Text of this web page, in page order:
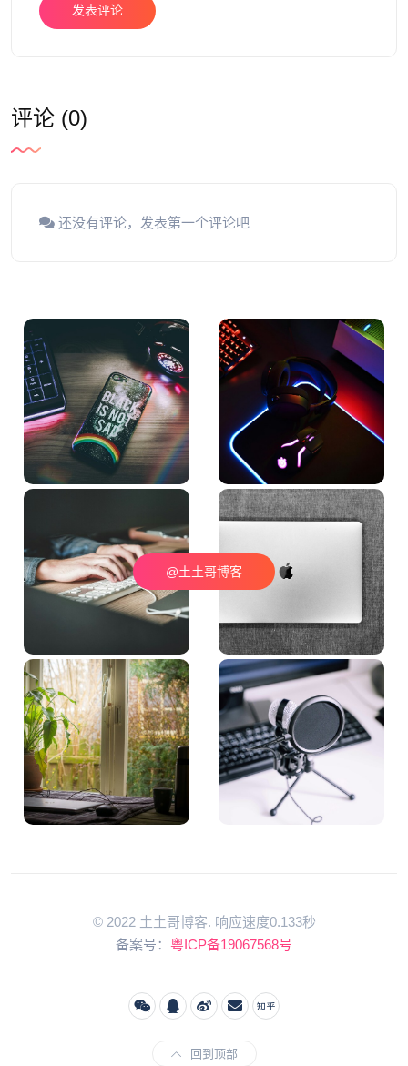
发表评论
评论 (0)
还没有评论，发表第一个评论吧
@土土哥博客
© 2022 土土哥博客. 响应速度0.133秒
备案号： 粤ICP备19067568号
回到顶部